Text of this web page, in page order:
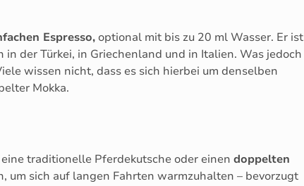
Espresso, optional mit bis zu 20 ml Wasser. Er ist
in der Türkei, in Griechenland und in Italien. Was jedoch
wissen nicht, dass es sich hierbei um denselben
Mokka.
traditionelle Pferdekutsche oder einen doppelten
um sich auf langen Fahrten warmzuhalten – bevorzugt